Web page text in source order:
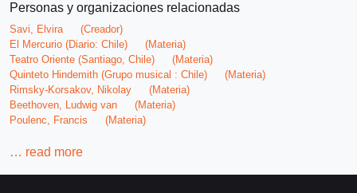
Personas y organizaciones relacionadas
Savi, Elvira
(Creador)
El Mercurio (Diario: Chile)
(Materia)
Teatro Oriente (Santiago, Chile)
(Materia)
Quinteto Hindemith (Grupo musical : Chile)
(Materia)
Rimsky-Korsakov, Nikolay
(Materia)
Beethoven, Ludwig van
(Materia)
Poulenc, Francis
(Materia)
… read more